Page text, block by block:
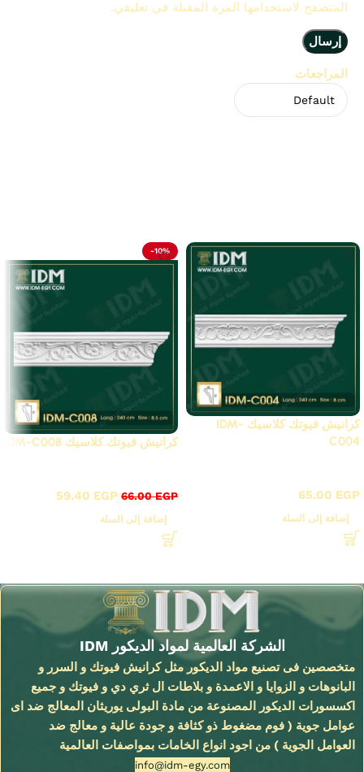
المراجعات
المتصفح لاستخدامها المرة المقبلة في تعليقي.
كرانيش فيوتك كلاسيك IDM-
C004
65.00 EGP
إضافة إلى السلة
-10%
كرانيش فيوتك كلاسيك IDM-C008
66.00EGP
59.40 EGP
إضافة إلى السلة
الشركة العالمية لمواد الديكور IDM
متخصصين فى تصنيع مواد الديكور مثل كرانيش فيوتك و السرر و
البانوهات و الزوايا و الاعمدة و بلاطات ال ثري دي و فيوتك و جميع
اكسسورات الديكور المصنوعة من مادة البولى يوريثان المعالج ضد اى
عوامل جوية ( فوم مضغوط ذو كثافة و جودة عالية و معالج ضد
العوامل الجوية ) من اجود انواع الخامات بمواصفات العالمية
info@idm-egy.com